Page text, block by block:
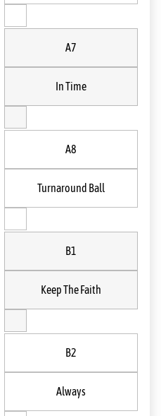
A7
In Time
A8
Turnaround Ball
B1
Keep The Faith
B2
Always